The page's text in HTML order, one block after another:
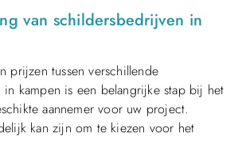
van schildersbedrijven in
prijzen tussen verschillende
kampen is een belangrijke stap bij het
aannemer voor uw project.
kan zijn om te kiezen voor het